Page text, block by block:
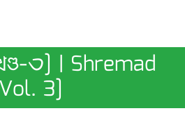
৩] | Shremad
3]